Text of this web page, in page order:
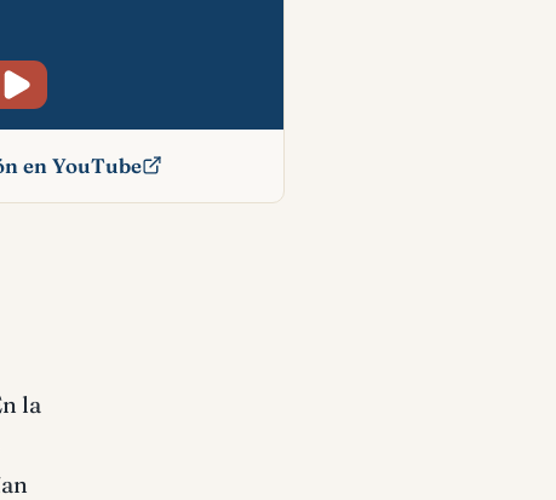
en YouTube
la